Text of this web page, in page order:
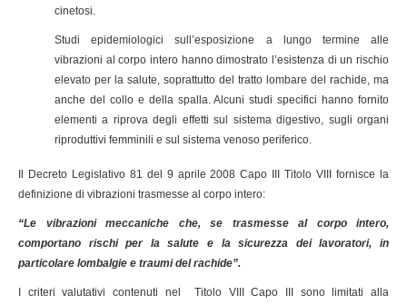
cinetosi.
Studi epidemiologici sull’esposizione a lungo termine alle
vibrazioni al corpo intero hanno dimostrato l’esistenza di un rischio
elevato per la salute, soprattutto del tratto lombare del rachide, ma
anche del collo e della spalla. Alcuni studi specifici hanno fornito
elementi a riprova degli effetti sul sistema digestivo, sugli organi
riproduttivi femminili e sul sistema venoso periferico.
Decreto Legislativo 81 del 9 aprile 2008 Capo III Titolo VIII fornisce la
definizione di vibrazioni trasmesse al corpo intero:
“Le vibrazioni meccaniche che, se trasmesse al corpo intero,
comportano rischi per la salute e la sicurezza dei lavoratori, in
particolare lombalgie e traumi del rachide”.
I criteri valutativi contenuti nel Titolo VIII Capo III sono limitati alla